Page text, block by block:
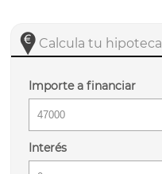
Calcula tu hipoteca
Importe a financiar
Interés